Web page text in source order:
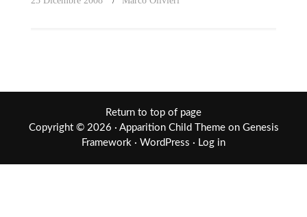
Return to top of page
Copyright © 2026 · Apparition Child Themeon Genesis
Framework · WordPress · Log in